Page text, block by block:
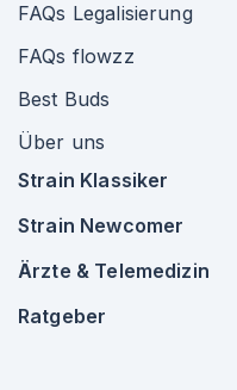
FAQs Legalisierung
FAQs flowzz
Best Buds
Über uns
Strain Klassiker
Strain Newcomer
Ärzte & Telemedizin
Ratgeber